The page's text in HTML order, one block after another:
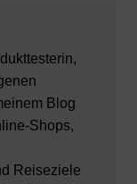
Blog
Shops,
Reiseziele